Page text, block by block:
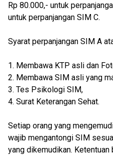
Rp 80.000,- untuk
untuk perpanjangan SIM C.
Syarat perpanjangan SIM A
1. Membawa KTP asli dan
2. Membawa SIM asli yang
3. Tes Psikologi SIM,
4. Surat Keterangan Sehat.
Setiap orang yang
wajib mengantongi SIM
yang dikemudikan.